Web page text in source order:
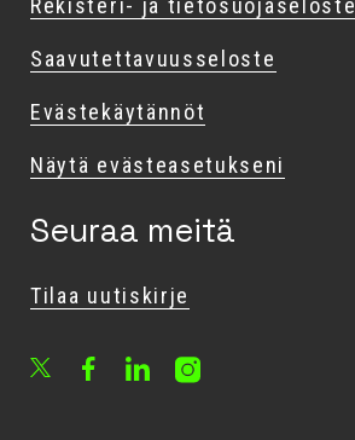
Rekisteri- ja tietosuojaseloste
Saavutettavuusseloste
Evästekäytännöt
Näytä evästeasetukseni
Seuraa meitä
Tilaa uutiskirje
FacebookLinkedInInstagram